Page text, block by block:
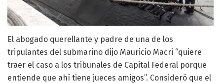
El abogado querellante y padre de una de los
tripulantes del submarino dijo Mauricio Macri “quiere
traer el caso a los tribunales de Capital Federal porque
entiende que ahí tiene jueces amigos”. Consideró que el